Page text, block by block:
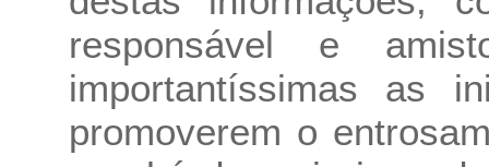
responsável e
importantíssimas as
promoverem o